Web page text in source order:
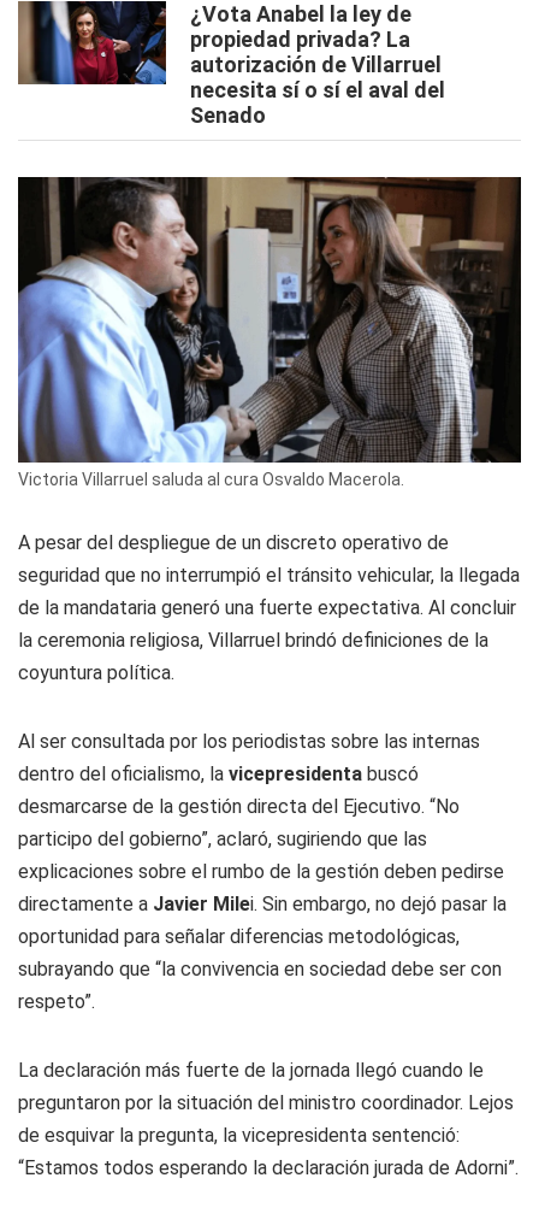
¿Vota Anabel la ley de
propiedad privada? La
autorización de Villarruel
necesita sí o sí el aval del
Senado
Victoria Villarruel saluda al cura Osvaldo Macerola.
A pesar del despliegue de un discreto operativo de
seguridad que no interrumpió el tránsito vehicular, la llegada
de la mandataria generó una fuerte expectativa. Al concluir
la ceremonia religiosa, Villarruel brindó definiciones de la
coyuntura política.
Al ser consultada por los periodistas sobre las internas
dentro del oficialismo, la vicepresidenta buscó
desmarcarse de la gestión directa del Ejecutivo. “No
participo del gobierno”, aclaró, sugiriendo que las
explicaciones sobre el rumbo de la gestión deben pedirse
directamente a Javier Milei. Sin embargo, no dejó pasar la
oportunidad para señalar diferencias metodológicas,
subrayando que “la convivencia en sociedad debe ser con
respeto”.
La declaración más fuerte de la jornada llegó cuando le
preguntaron por la situación del ministro coordinador. Lejos
de esquivar la pregunta, la vicepresidenta sentenció:
“Estamos todos esperando la declaración jurada de Adorni”.